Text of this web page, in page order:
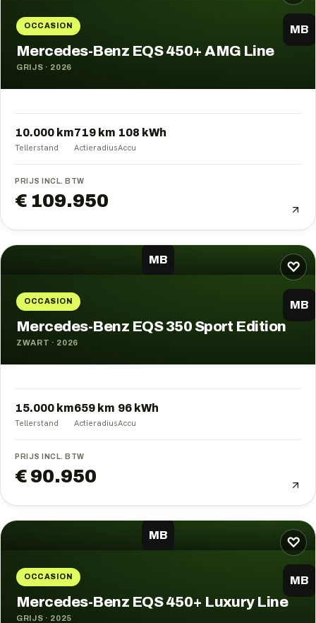
OCCASION MB
Mercedes-Benz EQS 450+ AMG Line
GRIJS · 2026
10.000 km
Tellerstand
719 km
Actieradius
108 kWh
Accu
PRIJS INCL. BTW
€ 109.950
♡
MB
OCCASION MB
Mercedes-Benz EQS 350 Sport Edition
ZWART · 2026
15.000 km
Tellerstand
659 km
Actieradius
96 kWh
Accu
PRIJS INCL. BTW
€ 90.950
♡
MB
OCCASION MB
Mercedes-Benz EQS 450+ Luxury Line
GRIJS · 2025